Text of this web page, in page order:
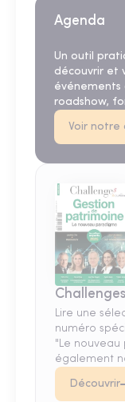
Agenda
Un outil
découvrir et
événements
roadshow,
Voir notre
Lire une
numéro
"Le nouveau
également
Découvrir